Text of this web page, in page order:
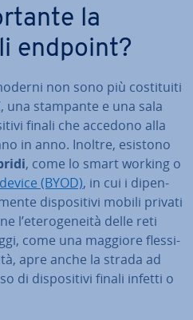
la
endpoint?
non sono più co­sti­tui­ti
una stampante e una sala
finali che accedono alla
in anno. Inoltre, esistono
, come lo smart working o
(BYOD), in cui i di­pen­
di­spo­si­ti­vi mobili privati
l’ete­ro­ge­nei­tà delle reti
come una maggiore fles­si­
apre anche la strada ad
di di­spo­si­ti­vi finali infetti o